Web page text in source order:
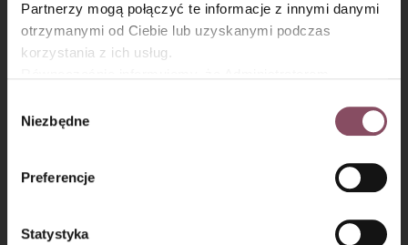
Partnerzy mogą połączyć te informacje z innymi danymi
otrzymanymi od Ciebie lub uzyskanymi podczas
korzystania z ich usług.
Gdańsk (80-339) adres: Dickmana 14/15 więcej
informacji o przetwarzaniu danych osobowych oraz
Polityce
prywatności.
zgody
Niezbędne
Preferencje
Statystyka
Rozgrzej olej do
. Wyciskaj kawałki ciasta bezpośrednio